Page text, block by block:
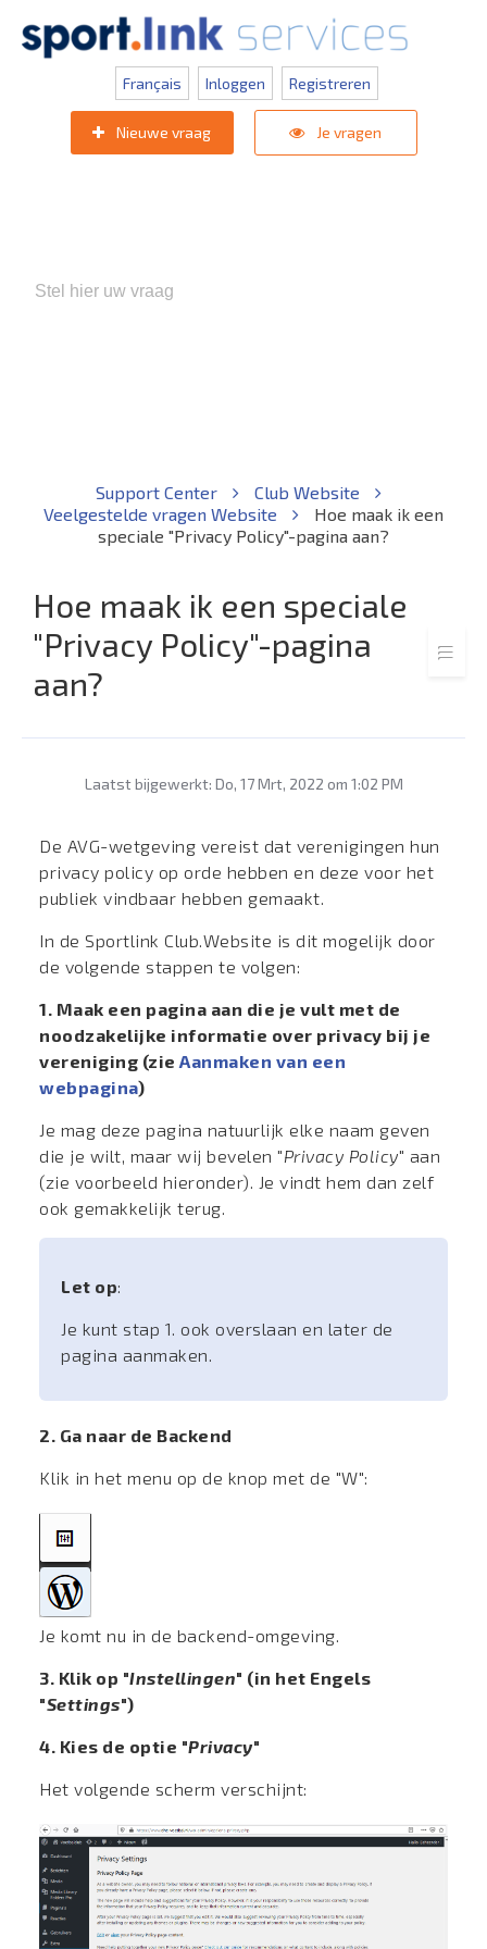
Français Inloggen Registreren
Nieuwe vraag Je vragen
Support Center
Club Website
Veelgestelde vragen Website
Hoe maak ik een
speciale "Privacy Policy"-pagina aan?
Hoe maak ik een speciale
"Privacy Policy"-pagina
aan?
Laatst bijgewerkt: Do, 17 Mrt, 2022 om 1:02 PM
De AVG-wetgeving vereist dat verenigingen hun
privacy policy op orde hebben en deze voor het
publiek vindbaar hebben gemaakt.
In de Sportlink Club.Website is dit mogelijk door
de volgende stappen te volgen:
1. Maak een pagina aan die je vult met de
noodzakelijke informatie over privacy bij je
vereniging (zie Aanmaken van een
webpagina)
Je mag deze pagina natuurlijk elke naam geven
die je wilt, maar wij bevelen "Privacy Policy" aan
(zie voorbeeld hieronder). Je vindt hem dan zelf
ook gemakkelijk terug.
Let op:
Je kunt stap 1. ook overslaan en later de
pagina aanmaken.
2. Ga naar de Backend
Klik in het menu op de knop met de "W":
Je komt nu in de backend-omgeving.
3. Klik op "Instellingen" (in het Engels
"Settings")
4. Kies de optie "Privacy"
Het volgende scherm verschijnt: